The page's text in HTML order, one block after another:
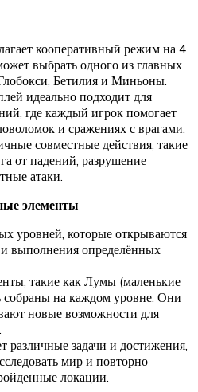
кооперативный режим на 4
выбрать одного из главных
Бетилия и Миньоны.
идеально подходит для
где каждый игрок помогает
и сражениях с врагами.
совместные действия, такие
от падений, разрушение
атаки.
элементы
уровней, которые открываются
выполнения определённых
такие как Лумы (маленькие
собраны на каждом уровне. Они
новые возможности для
задачи и достижения,
мир и повторно
локации.